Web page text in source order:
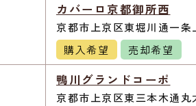
カバーロ京都御所西
京都市上京区東堀川通一
購入希望
売却希望
鴨川グランドコーポ
京都市上京区東三本木通